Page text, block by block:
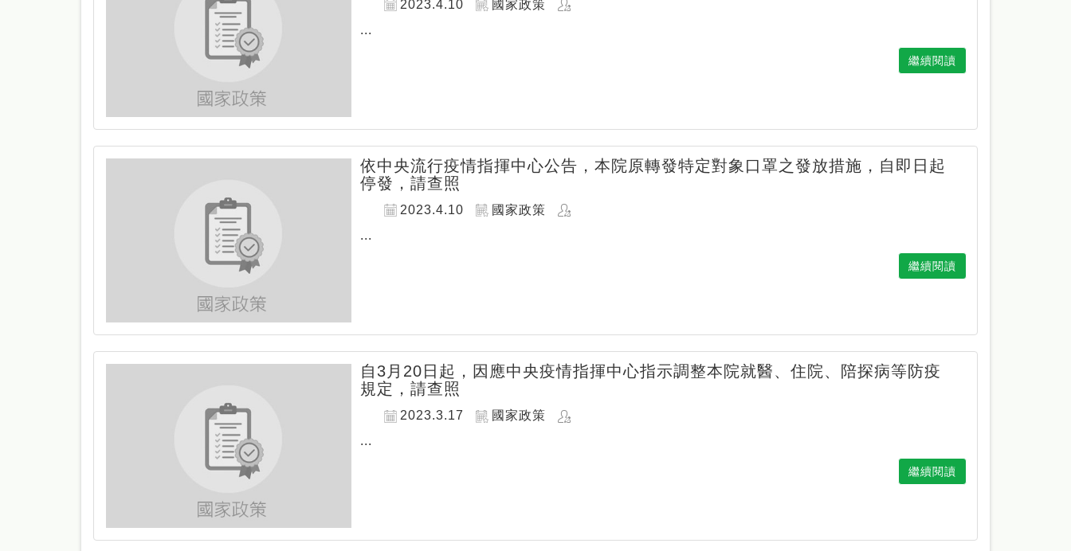
2023.4.10
國家政策
...
繼續閱讀
依中央流行疫情指揮中心公告，本院原轉發特定對象口罩之發放措施，自即日起
停發，請查照
2023.4.10
國家政策
...
繼續閱讀
自3月20日起，因應中央疫情指揮中心指示調整本院就醫、住院、陪探病等防疫
規定，請查照
2023.3.17
國家政策
...
繼續閱讀